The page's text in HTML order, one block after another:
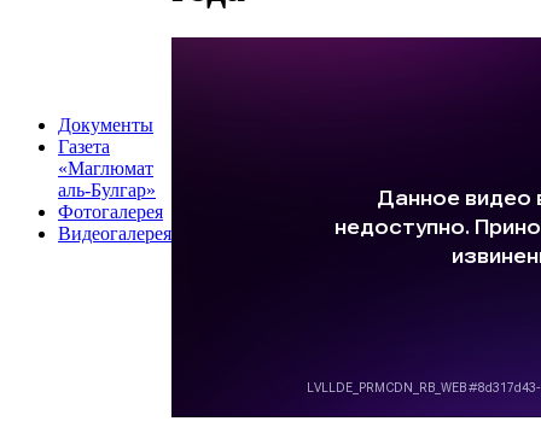
Документы
Газета
«Маглюмат
аль-Булгар»
Фотогалерея
Видеогалерея